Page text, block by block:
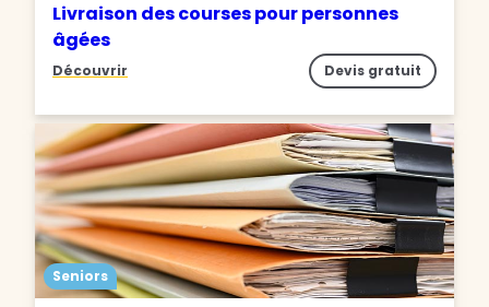
Livraison des courses pour personnes
âgées
Découvrir Devis gratuit
Seniors